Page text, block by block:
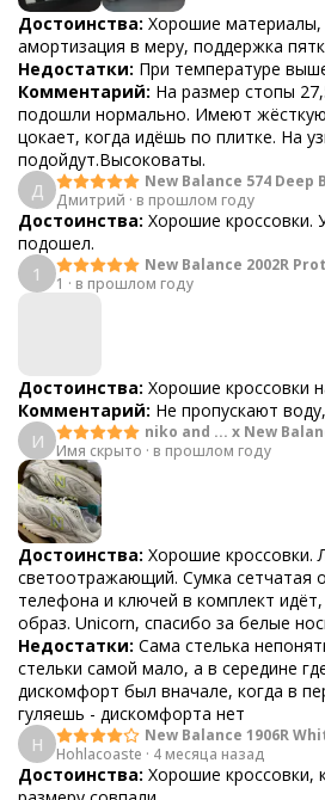
Достоинства: Хорошие материалы,
амортизация в меру, поддержка
Недостатки: При температуре
Комментарий: На размер стопы
подошли нормально. Имеют
цокает, когда идёшь по плитке. На
подойдут.Высоковаты.
Д
New Balance 574 Deep
Дмитрий · в прошлом году
Достоинства: Хорошие кроссовки.
подошел.
1
New Balance 2002R
1 · в прошлом году
Достоинства: Хорошие кроссовки
Комментарий: Не пропускают
И
niko and ... x New
Имя скрыто · в прошлом году
Достоинства: Хорошие кроссовки.
светоотражающий. Сумка сетчатая
телефона и ключей в комплект
образ. Unicorn, спасибо за белые
Недостатки: Сама стелька
стельки самой мало, а в середине
дискомфорт был вначале, когда в
гуляешь - дискомфорта нет
H
New Balance 1906R
Hohlacoaste · 4 месяца назад
Достоинства: Хорошие кроссовки,